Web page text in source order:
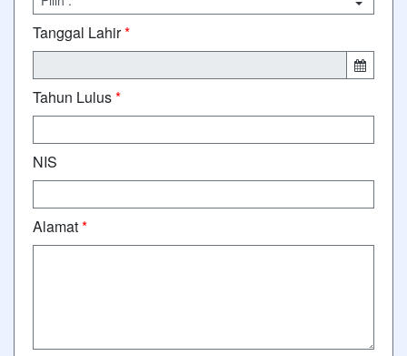
Tanggal Lahir*
Tahun Lulus*
NIS
Alamat*